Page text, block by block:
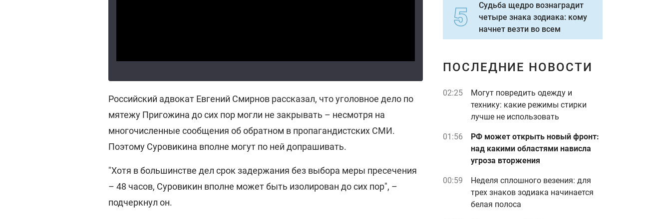
Российский адвокат Евгений Смирнов рассказал, что уголовное дело по
мятежу Пригожина до сих пор могли не закрывать – несмотря на
многочисленные сообщения об обратном в пропагандистских СМИ.
Поэтому Суровикина вполне могут по ней допрашивать.
"Хотя в большинстве дел срок задержания без выбора меры пресечения
– 48 часов, Суровикин вполне может быть изолирован до сих пор", –
подчеркнул он.
Судьба щедро вознаградит
четыре знака зодиака: кому
начнет везти во всем
ПОСЛЕДНИЕ НОВОСТИ
02:25
Могут повредить одежду и
технику: какие режимы стирки
лучше не использовать
01:56
РФ может открыть новый фронт:
над какими областями нависла
угроза вторжения
00:59
Неделя сплошного везения: для
трех знаков зодиака начинается
белая полоса